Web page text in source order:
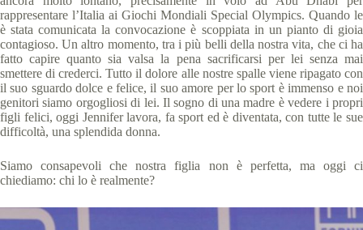
rappresentare l’Italia ai Giochi Mondiali Special Olympics. Quando le
è stata comunicata la convocazione è scoppiata in un pianto di gioia
contagioso. Un altro momento, tra i più belli della nostra vita, che ci ha
fatto capire quanto sia valsa la pena sacrificarsi per lei senza mai
smettere di crederci. Tutto il dolore alle nostre spalle viene ripagato con
il suo sguardo dolce e felice, il suo amore per lo sport è immenso e noi
genitori siamo orgogliosi di lei. Il sogno di una madre è vedere i propri
figli felici, oggi Jennifer lavora, fa sport ed è diventata, con tutte le sue
difficoltà, una splendida donna.
Siamo consapevoli che nostra figlia non è perfetta, ma oggi ci
chiediamo: chi lo è realmente?